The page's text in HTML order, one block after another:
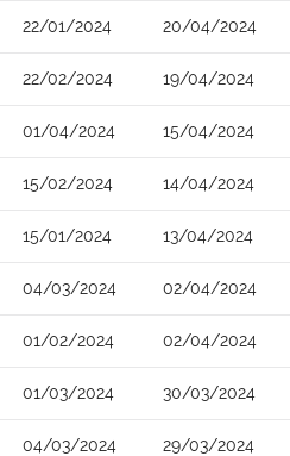
22/01/2024 20/04/2024
22/02/2024 19/04/2024
01/04/2024 15/04/2024
15/02/2024 14/04/2024
15/01/2024 13/04/2024
04/03/2024 02/04/2024
01/02/2024 02/04/2024
01/03/2024 30/03/2024
04/03/2024 29/03/2024